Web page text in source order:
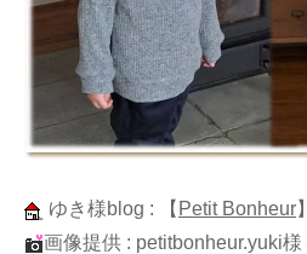
ゆき様blog : 【 Petit Bonheur】
画像提供 : petitbonheur.yuki様